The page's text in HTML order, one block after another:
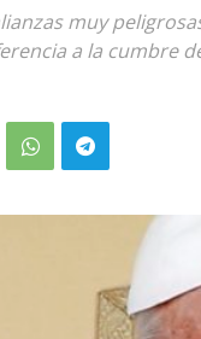
muy
a la cumbre